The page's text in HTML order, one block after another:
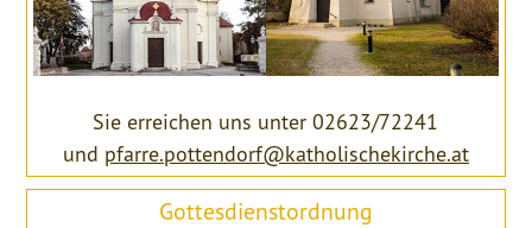
Sie erreichen uns unter 02623/72241
und pfarre.pottendorf@katholischekirche.at
Gottesdienstordnung